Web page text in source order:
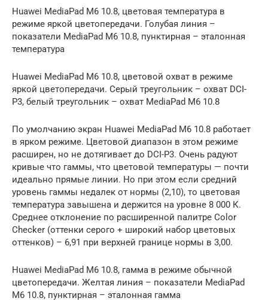
Huawei MediaPad M6 10.8, цветовая температура в
режиме яркой цветопередачи. Голубая линия –
показатели MediaPad M6 10.8, пунктирная – эталонная
температура
Huawei MediaPad M6 10.8, цветовой охват в режиме
яркой цветопередачи. Серый треугольник – охват DCI-
P3, белый треугольник – охват MediaPad M6 10.8
По умолчанию экран Huawei MediaPad M6 10.8 работает
в ярком режиме. Цветовой диапазон в этом режиме
расширен, но не дотягивает до DCI-P3. Очень радуют
кривые что гаммы, что цветовой температуры — почти
идеально прямые линии. Но при этом если средний
уровень гаммы недалек от нормы (2,10), то цветовая
температура завышена и держится на уровне 8 000 К.
Среднее отклонение по расширенной палитре Color
Checker (оттенки серого + широкий набор цветовых
оттенков) – 6,91 при верхней границе нормы в 3,00.
Huawei MediaPad M6 10.8, гамма в режиме обычной
цветопередачи. Желтая линия – показатели MediaPad
M6 10.8, пунктирная – эталонная гамма